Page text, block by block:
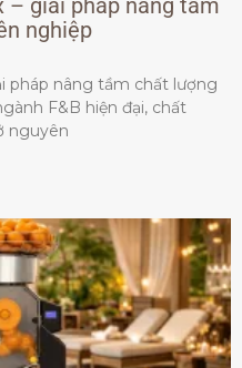
nghiệp
pháp nâng tầm chất lượng
F&B hiện đại, chất
nguyên